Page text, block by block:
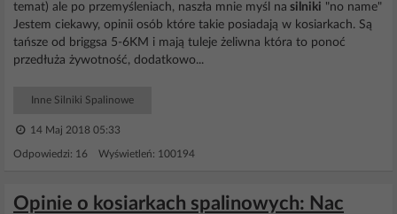
temat) ale po przemyśleniach, naszła mnie myśl na silniki "no name"
Jestem ciekawy, opinii osób które takie posiadają w kosiarkach. Są
tańsze od briggsa 5-6KM i mają tuleje żeliwna która to ponoć
przedłuża żywotność, dodatkowo...
Inne Silniki Spalinowe
14 Maj 2018 05:33
Odpowiedzi: 16 Wyświetleń: 100194
Opinie o kosiarkach spalinowych: Nac